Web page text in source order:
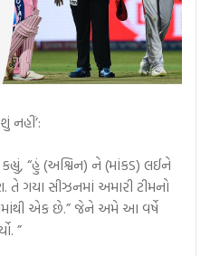
નહીં’:
કહ્યું, “હું (અશ્વિન) ને (માંકડ) લઈને
ગયા સીઝનમાં અમારી ટીમનો
એક છે.” જેને અમે આ વર્ષે
”